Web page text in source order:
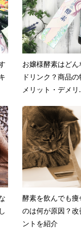
お嬢様酵素はどん
ドリンク？商品の
メリット・デメリ
酵素を飲んでも痩
のは何が原因？改
ントを紹介